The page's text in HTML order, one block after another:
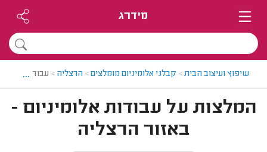
מידרג
שיפוץ ועיצוב הבית> קבלני אלומיניום מומלצים> הרצליה > עבודות
...
המלצות על עבודות אלומיניום -
באזור הרצליה